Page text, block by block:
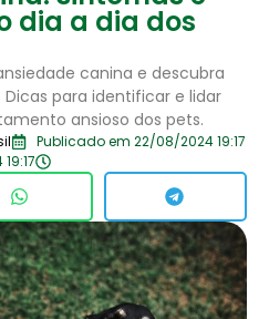
dia a dia dos
canina e descubra
para identificar e lidar
ansioso dos pets.
Publicado em 22/08/2024 19:17